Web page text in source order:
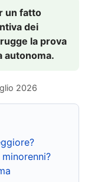
un fatto
dei
la prova
autonoma.
2026